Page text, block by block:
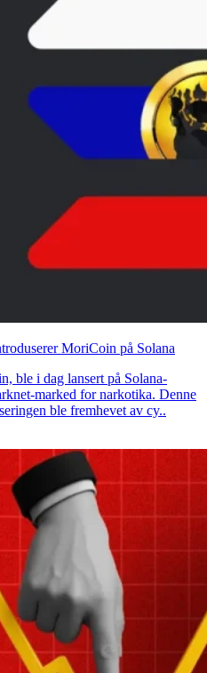
MoriCoin på Solana
ble i dag lansert på Solana-
marked for narkotika. Denne
ble fremhevet av cy..